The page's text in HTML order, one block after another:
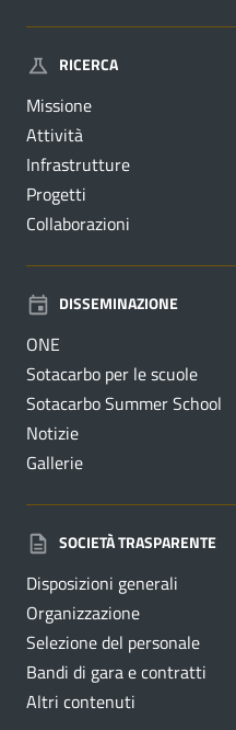
RICERCA
Missione
Attività
Infrastrutture
Progetti
Collaborazioni
DISSEMINAZIONE
ONE
Sotacarbo per le scuole
Sotacarbo Summer School
Notizie
Gallerie
SOCIETÀ TRASPARENTE
Disposizioni generali
Organizzazione
Selezione del personale
Bandi di gara e contratti
Altri contenuti